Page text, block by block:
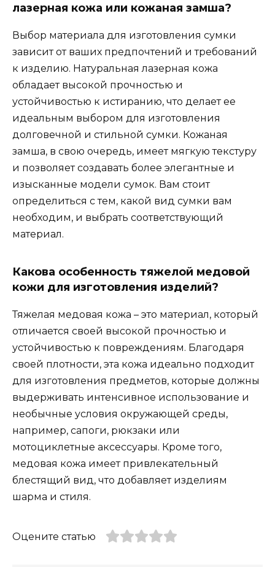
лазерная кожа или кожаная замша?
Выбор материала для изготовления сумки
зависит от ваших предпочтений и требований
к изделию. Натуральная лазерная кожа
обладает высокой прочностью и
устойчивостью к истиранию, что делает ее
идеальным выбором для изготовления
долговечной и стильной сумки. Кожаная
замша, в свою очередь, имеет мягкую текстуру
и позволяет создавать более элегантные и
изысканные модели сумок. Вам стоит
определиться с тем, какой вид сумки вам
необходим, и выбрать соответствующий
материал.
Какова особенность тяжелой медовой
кожи для изготовления изделий?
Тяжелая медовая кожа – это материал, который
отличается своей высокой прочностью и
устойчивостью к повреждениям. Благодаря
своей плотности, эта кожа идеально подходит
для изготовления предметов, которые должны
выдерживать интенсивное использование и
необычные условия окружающей среды,
например, сапоги, рюкзаки или
мотоциклетные аксессуары. Кроме того,
медовая кожа имеет привлекательный
блестящий вид, что добавляет изделиям
шарма и стиля.
Оцените статью